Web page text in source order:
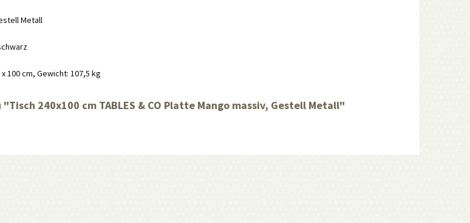
Metall
100 cm, Gewicht: 107,5 kg
240x100 cm TABLES & CO Platte Mango massiv, Gestell Metall"